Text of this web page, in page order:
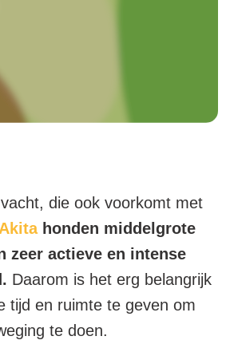
die ook voorkomt met
Akitahonden middelgrote
zeer actieve en intense
Daarom is het erg belangrijk
tijd en ruimte te geven om
te doen.